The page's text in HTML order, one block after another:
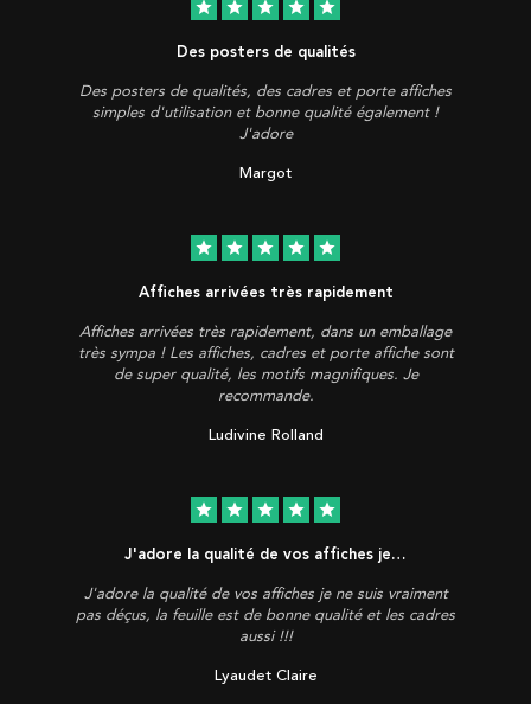
star star star star star
Des posters de qualités
Des posters de qualités, des cadres et porte affiches
simples d'utilisation et bonne qualité également !
J'adore
Margot
star star star star star
Affiches arrivées très rapidement
Affiches arrivées très rapidement, dans un emballage
très sympa ! Les affiches, cadres et porte affiche sont
de super qualité, les motifs magnifiques. Je
recommande.
Ludivine Rolland
star star star star star
J'adore la qualité de vos affiches je…
J'adore la qualité de vos affiches je ne suis vraiment
pas déçus, la feuille est de bonne qualité et les cadres
aussi !!!
Lyaudet Claire